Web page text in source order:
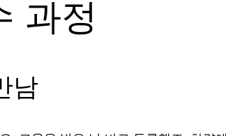
과정
남